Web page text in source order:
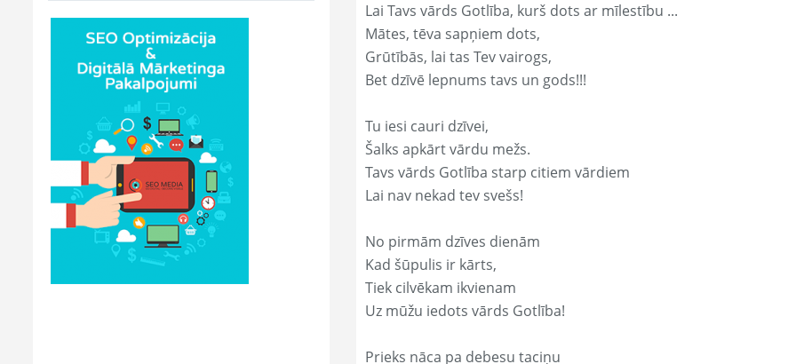
Lai Tavs vārds Gotlība, kurš dots ar mīlestību ...
Mātes, tēva sapņiem dots,
Grūtībās, lai tas Tev vairogs,
Bet dzīvē lepnums tavs un gods!!!
Tu iesi cauri dzīvei,
Šalks apkārt vārdu mežs.
Tavs vārds Gotlība starp citiem vārdiem
Lai nav nekad tev svešs!
No pirmām dzīves dienām
Kad šūpulis ir kārts,
Tiek cilvēkam ikvienam
Uz mūžu iedots vārds Gotlība!
Prieks nāca pa debesu taciņu